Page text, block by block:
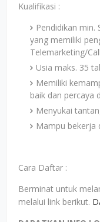
Kualifikasi :
Pendidikan min.
yang memiliki
Telemarketing/
Usia maks. 35
Memiliki
baik dan percaya
Menyukai
Mampu bekerja
Cara Daftar :
Berminat untuk
melalui link berikut.